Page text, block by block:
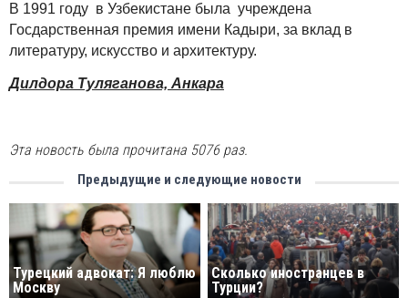
В 1991 году в Узбекистане была учреждена
Госдарственная премия имени Кадыри, за вклад в
литературу, искусство и архитектуру.
Дилдора Туляганова, Анкара
Эта новость была прочитана 5076 раз.
Предыдущие и следующие новости
Турецкий адвокат: Я люблю
Москву
Сколько иностранцев в
Турции?